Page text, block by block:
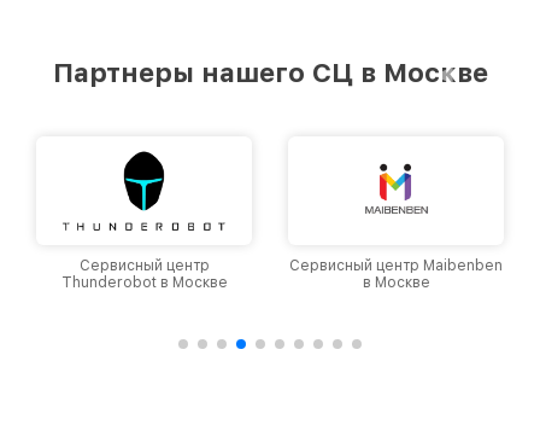
Партнеры нашего СЦ в Москве
Сервисный центр
Thunderobot в Москве
Сервисный центр Maibenben
в Москве